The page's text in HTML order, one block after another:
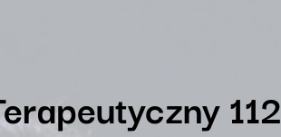
112